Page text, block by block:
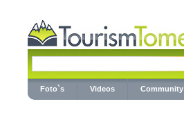
Foto`s Videos Community